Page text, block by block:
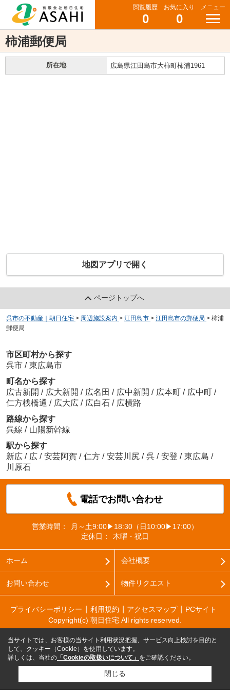
閲覧履歴
0
お気に入り
0
メニュー
柿浦郵便局
所在地 広島県江田島市大柿町柿浦1961
地図アプリで開く
ページトップへ
呉市の不動産｜朝日住宅 > 周辺施設案内 > 江田島市 > 江田島市の郵便局 > 柿浦
郵便局
市区町村から探す
呉市 / 東広島市
町名から探す
広古新開 / 広大新開 / 広名田 / 広中新開 / 広本町 / 広中町 /
仁方桟橋通 / 広大広 / 広白石 / 広横路
路線から探す
呉線 / 山陽新幹線
駅から探す
新広 / 広 / 安芸阿賀 / 仁方 / 安芸川尻 / 呉 / 安登 / 東広島 /
川原石
電話でお問い合わせ
営業時間：
月～土9:00▶18:30（日10:00▶17:00）
定休日：
木曜・祝日
ホーム 会社概要
お問い合わせ 物件リクエスト
プライバシーポリシー 利用規約 アクセスマップ
PCサイト
Copyright(c) 朝日住宅 All rights reserved.
当サイトでは、お客様の当サイト利用状況把握、サービス向上検討を目的と
して、クッキー（Cookie）を使用しています。
詳しくは、当社の 「Cookieの取扱いについて」 をご確認ください。
閉じる